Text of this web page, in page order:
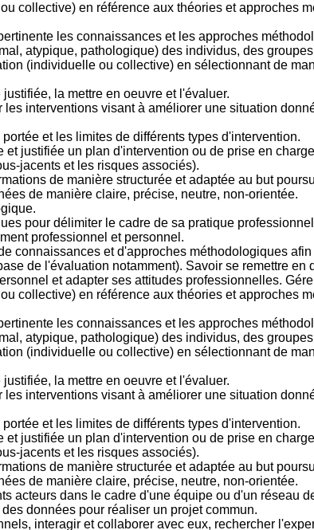
collective) en référence aux théories et approches
les connaissances et les approches
atypique, pathologique) des individus, des
(individuelle ou collective) en sélectionnant de
la mettre en oeuvre et l'évaluer.
les interventions visant à améliorer une situation
et les limites de différents types d'intervention.
et justifiée un plan d'intervention ou de prise en
jacents et les risques associés).
de manière structurée et adaptée au but
de manière claire, précise, neutre, non-orientée.
pour délimiter le cadre de sa pratique
professionnel et personnel.
connaissances et d'approches méthodologiques
de l'évaluation notamment). Savoir se remettre en
et adapter ses attitudes professionnelles.
collective) en référence aux théories et approches
les connaissances et les approches
atypique, pathologique) des individus, des
(individuelle ou collective) en sélectionnant de
la mettre en oeuvre et l'évaluer.
les interventions visant à améliorer une situation
et les limites de différents types d'intervention.
et justifiée un plan d'intervention ou de prise en
jacents et les risques associés).
de manière structurée et adaptée au but
de manière claire, précise, neutre, non-orientée.
acteurs dans le cadre d'une équipe ou d'un réseau
données pour réaliser un projet commun.
interagir et collaborer avec eux, rechercher